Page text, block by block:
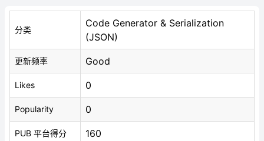
分类
Code Generator & Serialization
(JSON)
更新频率 Good
Likes 0
Popularity 0
PUB 平台得分 160